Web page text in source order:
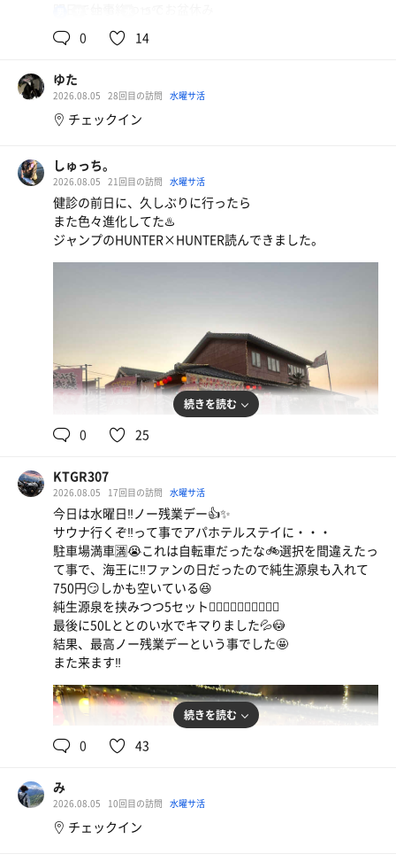
抜かりなく休みに突入する為に
英気を養えました〜
0 14
ゆた
2026.08.05 28回目の訪問 水曜サ活
チェックイン
しゅっち。
2026.08.05 21回目の訪問 水曜サ活
健診の前日に、久しぶりに行ったら
また色々進化してた♨️
ジャンプのHUNTER×HUNTER読んできました。
続きを読む
0 25
KTGR307
2026.08.05 17回目の訪問 水曜サ活
今日は水曜日‼️ノー残業デー👍✨
サウナ行くぞ‼️って事でアパホテルステイに・・・
駐車場満車🈵😭これは自転車だったな🚲選択を間違えたっ
て事で、海王に‼️ファンの日だったので純生源泉も入れて
750円😏しかも空いている😆
純生源泉を挟みつつ5セット🧖‍♂️🧖‍♂️🧖‍♂️🧖‍♂️🧖‍♂️
最後に50Lととのい水でキマりました💦😳
結果、最高ノー残業デーという事でした🤩
また来ます‼️
続きを読む
0 43
み
2026.08.05 10回目の訪問 水曜サ活
チェックイン